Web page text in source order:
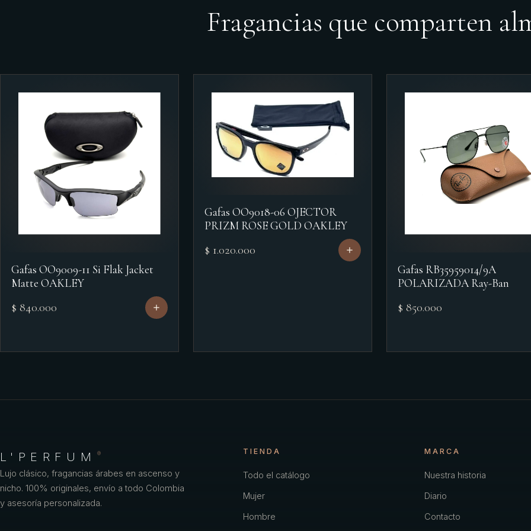
Fragancias que comparten
Gafas OO9009-11 Si Flak Jacket
Matte OAKLEY
$ 840.000
Gafas OO9018-06 OJECTOR
PRIZM ROSE GOLD OAKLEY
$ 1.020.000
Gafas RB35959014/9A
POLARIZADA Ray-Ban
$ 850.000
L'PERFUM ®
Lujo clásico, fragancias árabes en ascenso y
nicho. 100% originales, envío a todo Colombia
y asesoría personalizada.
TIENDA
Todo el catálogo
Mujer
Hombre
MARCA
Nuestra historia
Diario
Contacto